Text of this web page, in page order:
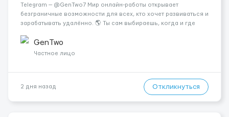
Telegram — @GenTwo7 Мир онлайн-работы открывает
безграничные возможности для всех, кто хочет развиваться и
зарабатывать удалённо. 🌎 Ты сам выбираешь, когда и где
путешествиями. 🏡 Пока все только говорят про нейросети и
блокчейн, швейцарс...
GenTwo
Частное лицо
2 дня назад Откликнуться